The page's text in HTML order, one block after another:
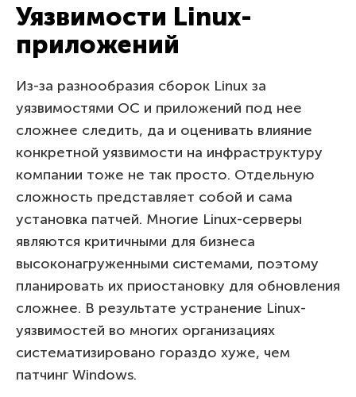
Уязвимости Linux-
приложений
Из-за разнообразия сборок Linux за
уязвимостями ОС и приложений под нее
сложнее следить, да и оценивать влияние
конкретной уязвимости на инфраструктуру
компании тоже не так просто. Отдельную
сложность представляет собой и сама
установка патчей. Многие Linux-серверы
являются критичными для бизнеса
высоконагруженными системами, поэтому
планировать их приостановку для обновления
сложнее. В результате устранение Linux-
уязвимостей во многих организациях
систематизировано гораздо хуже, чем
патчинг Windows.